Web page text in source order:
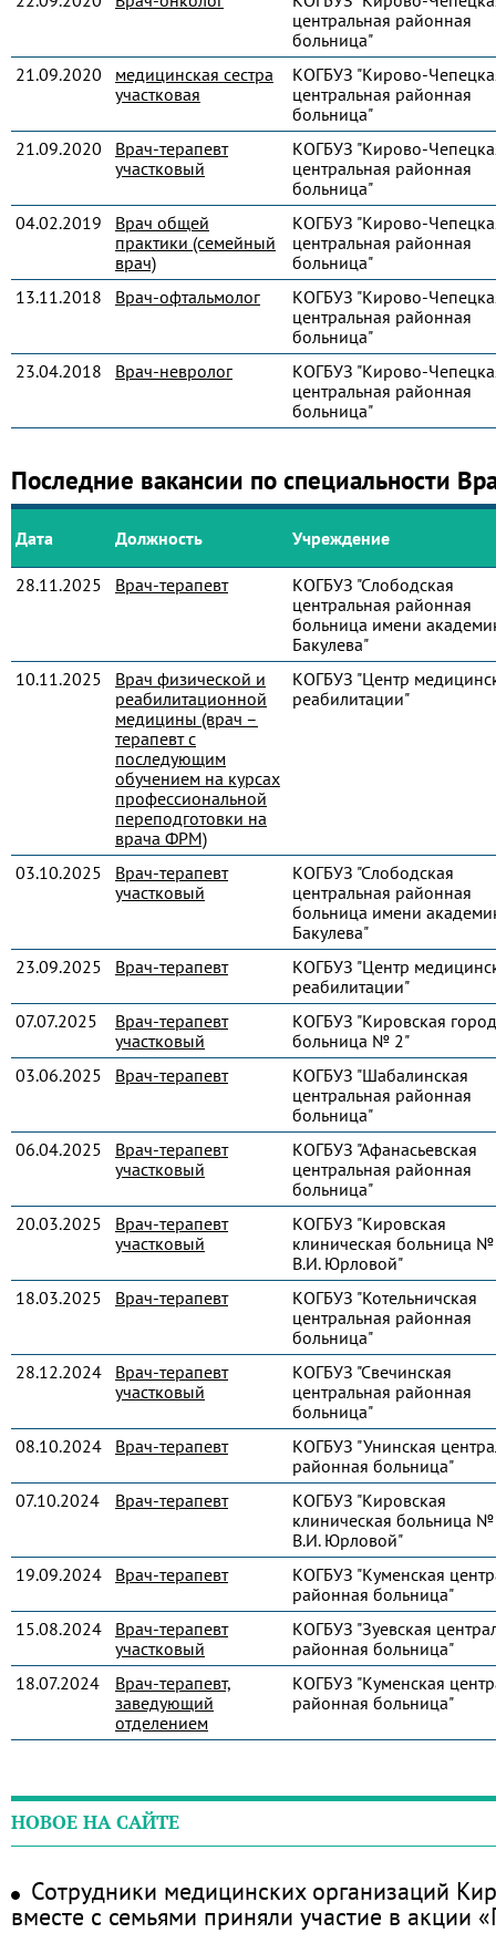
центральная районная
больница"
21.09.2020
медицинская сестра
участковая
КОГБУЗ "Кирово-
центральная районная
больница"
21.09.2020
Врач-терапевт
участковый
КОГБУЗ "Кирово-
центральная районная
больница"
04.02.2019
Врач общей
практики (семейный
врач)
КОГБУЗ "Кирово-
центральная районная
больница"
13.11.2018
Врач-офтальмолог
КОГБУЗ "Кирово-
центральная районная
больница"
23.04.2018
Врач-невролог
КОГБУЗ "Кирово-
центральная районная
больница"
Последние вакансии по специальности
Дата Должность Учреждение
28.11.2025 Врач-терапевт
КОГБУЗ "Слободская
центральная районная
больница имени
Бакулева"
10.11.2025
Врач физической и
реабилитационной
медицины (врач –
терапевт с
последующим
обучением на курсах
профессиональной
переподготовки на
врача ФРМ)
КОГБУЗ "Центр
реабилитации"
03.10.2025
Врач-терапевт
участковый
КОГБУЗ "Слободская
центральная районная
больница имени
Бакулева"
23.09.2025
Врач-терапевт
КОГБУЗ "Центр
реабилитации"
07.07.2025
Врач-терапевт
участковый
КОГБУЗ "Кировская
больница № 2"
03.06.2025
Врач-терапевт
КОГБУЗ "Шабалинская
центральная районная
больница"
06.04.2025
Врач-терапевт
участковый
КОГБУЗ "Афанасьевская
центральная районная
больница"
20.03.2025
Врач-терапевт
участковый
КОГБУЗ "Кировская
клиническая больница
В.И. Юрловой"
18.03.2025
Врач-терапевт
КОГБУЗ "Котельничская
центральная районная
больница"
28.12.2024
Врач-терапевт
участковый
КОГБУЗ "Свечинская
центральная районная
больница"
08.10.2024
Врач-терапевт
КОГБУЗ "Унинская
районная больница"
07.10.2024
Врач-терапевт
КОГБУЗ "Кировская
клиническая больница
В.И. Юрловой"
19.09.2024
Врач-терапевт
КОГБУЗ "Куменская
районная больница"
15.08.2024
Врач-терапевт
участковый
КОГБУЗ "Зуевская
районная больница"
18.07.2024
Врач-терапевт,
заведующий
отделением
КОГБУЗ "Куменская
районная больница"
НОВОЕ НА САЙТЕ
Сотрудники медицинских организаций
вместе с семьями приняли участие в акции